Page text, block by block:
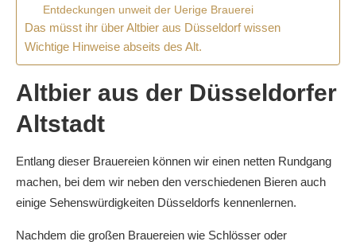
Entdeckungen unweit der Uerige Brauerei
Das müsst ihr über Altbier aus Düsseldorf wissen
Wichtige Hinweise abseits des Alt.
Altbier aus der Düsseldorfer
Altstadt
Entlang dieser Brauereien können wir einen netten Rundgang
machen, bei dem wir neben den verschiedenen Bieren auch
einige Sehenswürdigkeiten Düsseldorfs kennenlernen.
Nachdem die großen Brauereien wie Schlösser oder